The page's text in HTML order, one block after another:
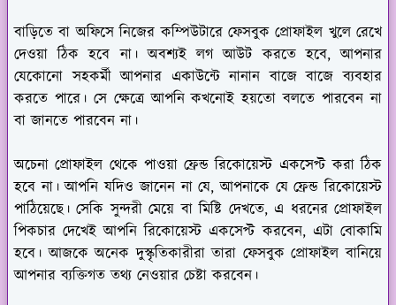
বাড়িতে বা অফিসে নিজের কম্পিউটারে ফেসবুক প্রোফাইল খুলে রেখে
দেওয়া ঠিক হবে না। অবশ্যই লগ আউট করতে হবে, আপনার
যেকোনো সহকর্মী আপনার একাউন্টে নানান বাজে বাজে ব্যবহার
করতে পারে। সে ক্ষেত্রে আপনি কখনোই হয়তো বলতে পারবেন না
বা জানতে পারবেন না।
অচেনা প্রোফাইল থেকে পাওয়া ফ্রেন্ড রিকোয়েস্ট একসেপ্ট করা ঠিক
হবে না। আপনি যদিও জানেন না যে, আপনাকে যে ফ্রেন্ড রিকোয়েস্ট
পাঠিয়েছে। সেকি সুন্দরী মেয়ে বা মিষ্টি দেখতে, এ ধরনের প্রোফাইল
পিকচার দেখেই আপনি রিকোয়েস্ট একসেপ্ট করবেন, এটা বোকামি
হবে। আজকে অনেক দুস্কৃতিকারীরা তারা ফেসবুক প্রোফাইল বানিয়ে
আপনার ব্যক্তিগত তথ্য নেওয়ার চেষ্টা করবেন।